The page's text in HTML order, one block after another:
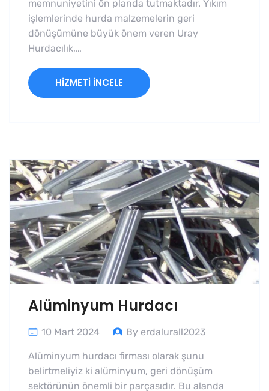
memnuniyetini ön planda tutmaktadır. Yıkım
işlemlerinde hurda malzemelerin geri
dönüşümüne büyük önem veren Uray
Hurdacılık,…
HIZMETI İNCELE
Alüminyum Hurdacı
10 Mart 2024 By erdalurall2023
Alüminyum hurdacı firması olarak şunu
belirtmeliyiz ki alüminyum, geri dönüşüm
sektörünün önemli bir parçasıdır. Bu alanda